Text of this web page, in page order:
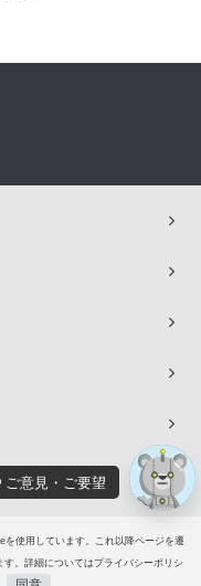
使用しています。これ以降ページを遷
。詳細についてはプライバシーポリシ
ご意見・ご要望